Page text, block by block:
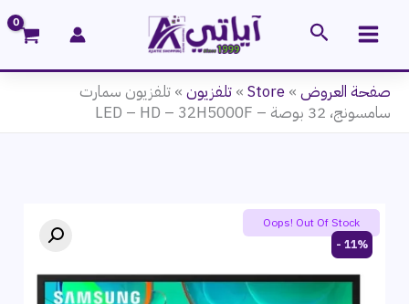
البحث
صفحة العروض »
Store
» تلفزيون » تلفزيون سمارت
سامسونج، 32 بوصة – LED – HD – 32H5000F
Oops! Out Of Stock
Flash Sale
11% -